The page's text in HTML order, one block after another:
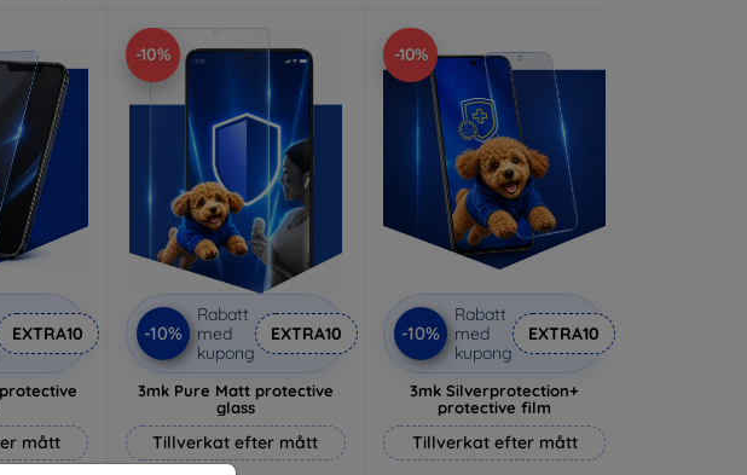
EXTRA10
mått
-10%
-10%
Rabatt
med
kupong
EXTRA10
3mk Pure Matt protective
glass
Tillverkat efter mått
-10%
-10%
Rabatt
med
kupong
EXTRA10
3mk Silverprotection+
protective film
Tillverkat efter mått